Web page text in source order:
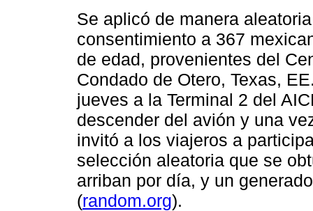
Se aplicó de manera
consentimiento a 367
de edad, provenientes del
Condado de Otero, Texas,
jueves a la Terminal 2 del
descender del avión y una
invitó a los viajeros a
selección aleatoria que se
arriban por día, y un
(random.org).